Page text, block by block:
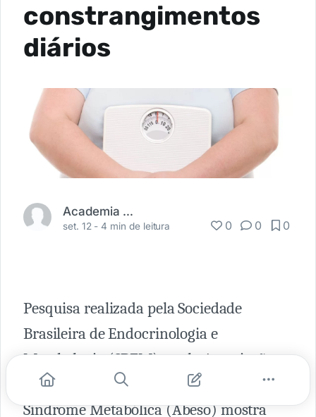
constrangimentos
diários
Academia Médica
set. 12 -4 min de leitura 0 0 0
Pesquisa realizada pela Sociedade
Brasileira de Endocrinologia e
Metabologia (SBEM) e pela Associação
Brasileira para o Estudo da Obesidade e
Síndrome Metabólica (Abeso) mostra